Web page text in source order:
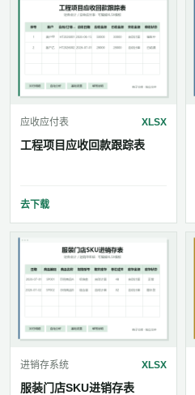
应收应付表 XLSX
工程项目应收回款跟踪表
去下载
进销存系统 XLSX
服装门店SKU进销存表